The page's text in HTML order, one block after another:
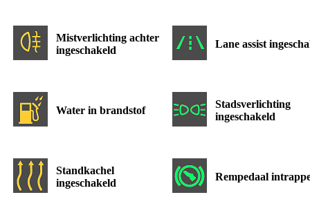
Mistverlichting achter
ingeschakeld
Lane assist
Water in brandstof
Stadsverlichting
ingeschakeld
Standkachel
ingeschakeld
Rempedaal